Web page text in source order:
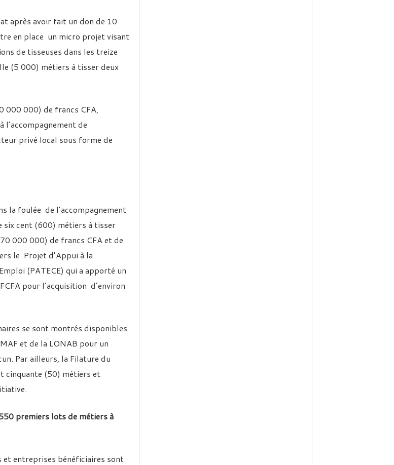
après avoir fait un don de 10
en place un micro projet visant
de tisseuses dans les treize
(5 000) métiers à tisser deux
000 000) de francs CFA,
de
privé local sous forme de
la foulée de l’accompagnement
six cent (600) métiers à tisser
000 000) de francs CFA et de
le Projet d’Appui à la
(PATECE) qui a apporté un
pour l’acquisition d’environ
se sont montrés disponibles
et de la LONAB pour un
Par ailleurs, la Filature du
cinquante (50) métiers et
premiers lots de métiers à
et entreprises bénéficiaires sont